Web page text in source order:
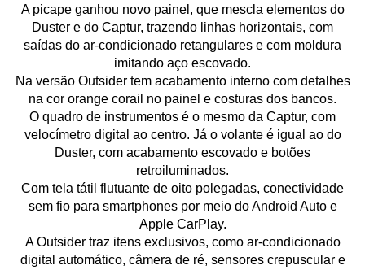
A picape ganhou novo painel, que mescla elementos do
Duster e do Captur, trazendo linhas horizontais, com
saídas do ar-condicionado retangulares e com moldura
imitando aço escovado.
Na versão Outsider tem acabamento interno com detalhes
na cor orange corail no painel e costuras dos bancos.
O quadro de instrumentos é o mesmo da Captur, com
velocímetro digital ao centro. Já o volante é igual ao do
Duster, com acabamento escovado e botões
retroiluminados.
Com tela tátil flutuante de oito polegadas, conectividade
sem fio para smartphones por meio do Android Auto e
Apple CarPlay.
A Outsider traz itens exclusivos, como ar-condicionado
digital automático, câmera de ré, sensores crepuscular e